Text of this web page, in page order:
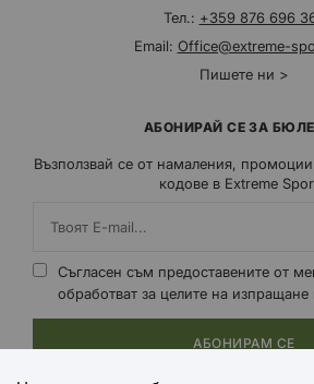
Тел.: +359 876 696
Email: Office@extreme-
Пишете ни >
АБОНИРАЙ СЕ ЗА
Възползвай се от намаления,
кодове в Extreme
Съгласен съм предоставените от
обработват за целите на
АБОНИРАМ СЕ